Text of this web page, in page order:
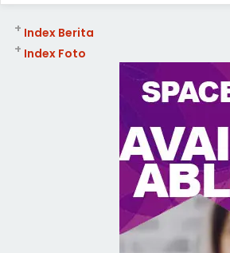
Index Berita
+
Index Foto
+